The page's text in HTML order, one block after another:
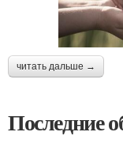
читать дальше →
Последние